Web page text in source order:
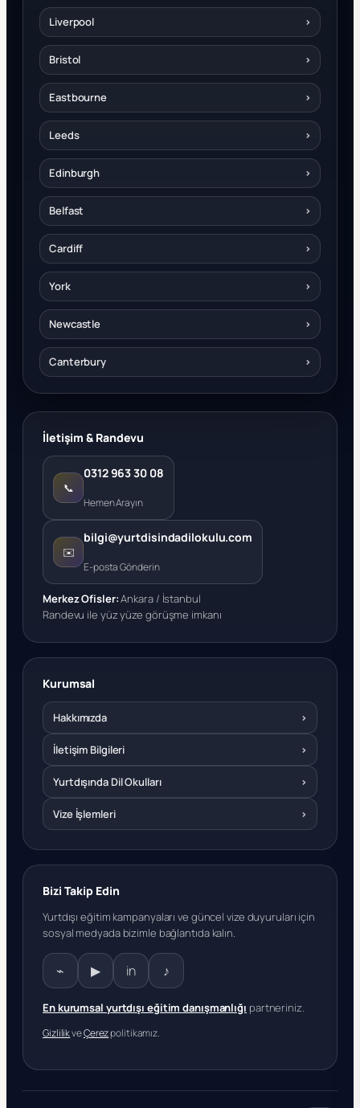
Liverpool ›
Bristol ›
Eastbourne ›
Leeds ›
Edinburgh ›
Belfast ›
Cardiff ›
York ›
Newcastle ›
Canterbury ›
İletişim & Randevu
📞
0312 963 30 08
Hemen Arayın
✉️
bilgi@yurtdisindadilokulu.com
E-posta Gönderin
Merkez Ofisler:Ankara / İstanbul
Randevu ile yüz yüze görüşme imkanı
Kurumsal
Hakkımızda ›
İletişim Bilgileri ›
Yurtdışında Dil Okulları ›
Vize İşlemleri ›
Bizi Takip Edin
Yurtdışı eğitim kampanyaları ve güncel vize duyuruları için
sosyal medyada bizimle bağlantıda kalın.
⌁ ▶ in ♪
En kurumsal yurtdışı eğitim danışmanlığı partneriniz.
GizlilikveÇerezpolitikamız.